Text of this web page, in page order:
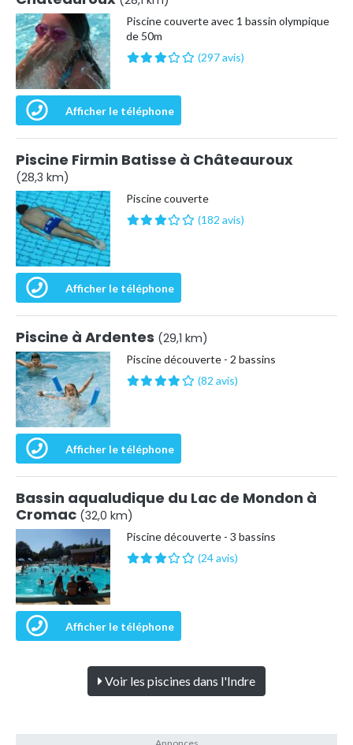
Piscine couverte avec 1 bassin olympique
de 50m
(297 avis)
Afficher le téléphone
Piscine Firmin Batisse à Châteauroux
(28,3 km)
Piscine couverte
(182 avis)
Afficher le téléphone
Piscine à Ardentes (29,1 km)
Piscine découverte - 2 bassins
(82 avis)
Afficher le téléphone
Bassin aqualudique du Lac de Mondon à
Cromac (32,0 km)
Piscine découverte - 3 bassins
(24 avis)
Afficher le téléphone
Voir les piscines dans l'Indre